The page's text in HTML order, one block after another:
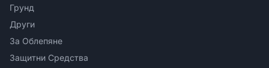
Грунд
Други
За Облепяне
Защитни Средства